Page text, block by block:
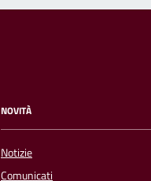
NOVITÀ
Notizie
Comunicati